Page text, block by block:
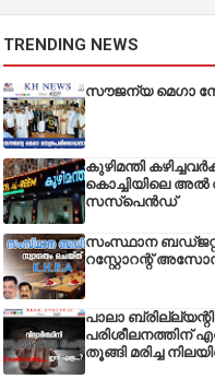
TRENDING NEWS
സൗജന്യ മെഗാ
കുഴിമന്തി
കൊച്ചിയിലെ അൽ
സസ്പെൻഡ്
സംസ്ഥാന
റസ്റ്റോറന്റ്
പാലാ
പരിശീലനത്തിന്
തൂങ്ങി മരിച്ച